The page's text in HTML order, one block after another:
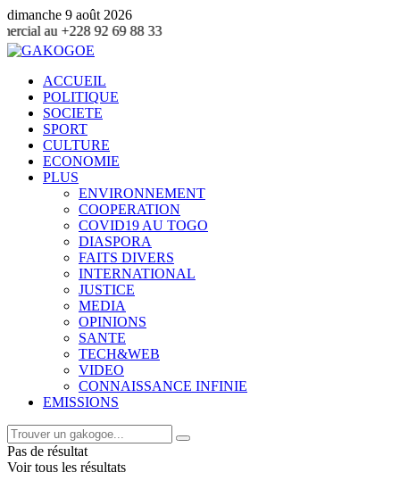
dimanche 9 août 2026
88 33
ACCUEIL
POLITIQUE
SOCIETE
SPORT
CULTURE
ECONOMIE
PLUS
ENVIRONNEMENT
COOPERATION
COVID19 AU TOGO
DIASPORA
FAITS DIVERS
INTERNATIONAL
JUSTICE
MEDIA
OPINIONS
SANTE
TECH&WEB
VIDEO
CONNAISSANCE INFINIE
EMISSIONS
Pas de résultat
Voir tous les résultats